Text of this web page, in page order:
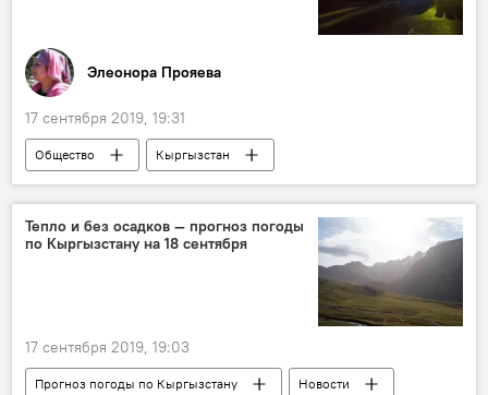
Элеонора Прояева
17 сентября 2019, 19:31
Общество
Кыргызстан
Колумнисты
Культура
музыка
Бишкек
фестиваль
Тепло и без осадков — прогноз погоды
по Кыргызстану на 18 сентября
17 сентября 2019, 19:03
Прогноз погоды по Кыргызстану
Новости